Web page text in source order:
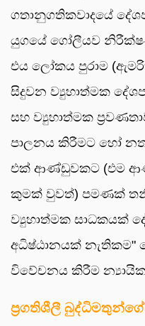
ගතානුගතිකවාදයේ
යුගයේ ගෝලීයව
එය ලෝකය පුරාම
සිදුවන ව්‍යුහාත්මක
සහ ව්‍යුහාත්මක
පාලනය කිරීමට හෝ
එක් ආණ්ඩුවකට (එම
කුමක් වුවත්) පමණක්
ව්‍යුහාත්මක සාධකයක්
අධිෂ්ඨානයක්
විවේචනය කිරීම
ප්‍රගතිශීලී